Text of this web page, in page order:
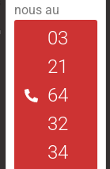
nous au
03
21
64
32
34